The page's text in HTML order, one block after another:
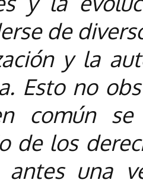
de
y la
Esto no
común se
de los
antes una